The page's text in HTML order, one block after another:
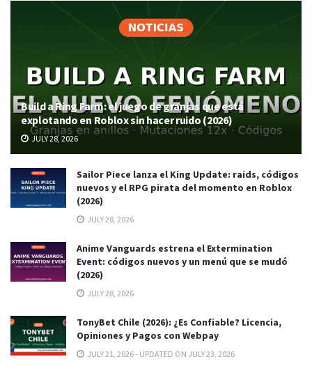
Build a Ring Farm: el juego de granjas que está
explotando en Roblox sin hacer ruido (2026)
JULY 28, 2026
Sailor Piece lanza el King Update: raids, códigos
nuevos y el RPG pirata del momento en Roblox
(2026)
JULY 28, 2026
Anime Vanguards estrena el Extermination
Event: códigos nuevos y un menú que se mudó
(2026)
JULY 28, 2026
TonyBet Chile (2026): ¿Es Confiable? Licencia,
Opiniones y Pagos con Webpay
JULY 21, 2026 - UPDATED ON JULY 23, 2026